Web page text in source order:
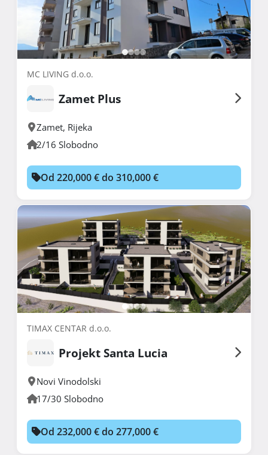
MC LIVING d.o.o.
Zamet Plus
Zamet, Rijeka
2/16 Slobodno
Od 220,000 € do 310,000 €
TIMAX CENTAR d.o.o.
Projekt Santa Lucia
Novi Vinodolski
17/30 Slobodno
Od 232,000 € do 277,000 €